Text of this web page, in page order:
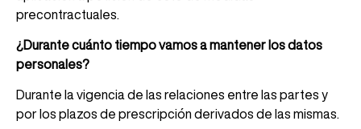
precontractuales.
¿Durante cuánto tiempo vamos a mantener los datos
personales?
Durante la vigencia de las relaciones entre las partes y
por los plazos de prescripción derivados de las mismas.